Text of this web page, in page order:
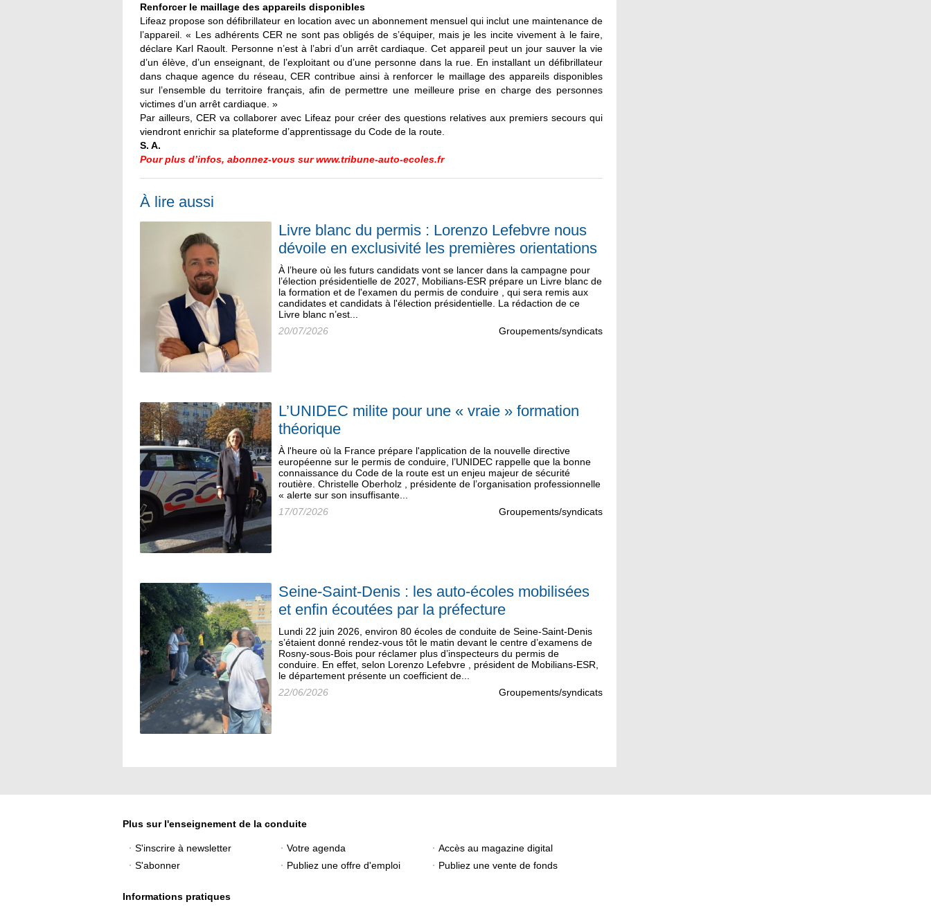
Renforcer le maillage des appareils disponibles
Lifeaz propose son défibrillateur en location avec un abonnement mensuel qui inclut une maintenance de
l’appareil. « Les adhérents CER ne sont pas obligés de s’équiper, mais je les incite vivement à le faire,
déclare Karl Raoult. Personne n’est à l’abri d’un arrêt cardiaque. Cet appareil peut un jour sauver la vie
d’un élève, d’un enseignant, de l’exploitant ou d’une personne dans la rue. En installant un défibrillateur
dans chaque agence du réseau, CER contribue ainsi à renforcer le maillage des appareils disponibles
sur l’ensemble du territoire français, afin de permettre une meilleure prise en charge des personnes
victimes d’un arrêt cardiaque. »
Par ailleurs, CER va collaborer avec Lifeaz pour créer des questions relatives aux premiers secours qui
viendront enrichir sa plateforme d’apprentissage du Code de la route.
S. A.
Pour plus d’infos, abonnez-vous sur www.tribune-auto-ecoles.fr
À lire aussi
Livre blanc du permis : Lorenzo Lefebvre nous
dévoile en exclusivité les premières orientations
À l’heure où les futurs candidats vont se lancer dans la campagne pour
l’élection présidentielle de 2027, Mobilians-ESR prépare un Livre blanc de
la formation et de l'examen du permis de conduire , qui sera remis aux
candidates et candidats à l'élection présidentielle. La rédaction de ce
Livre blanc n’est...
20/07/2026
Groupements/syndicats
L’UNIDEC milite pour une « vraie » formation
théorique
À l'heure où la France prépare l'application de la nouvelle directive
européenne sur le permis de conduire, l’UNIDEC rappelle que la bonne
connaissance du Code de la route est un enjeu majeur de sécurité
routière. Christelle Oberholz , présidente de l’organisation professionnelle
« alerte sur son insuffisante...
17/07/2026
Groupements/syndicats
Seine-Saint-Denis : les auto-écoles mobilisées
et enfin écoutées par la préfecture
Lundi 22 juin 2026, environ 80 écoles de conduite de Seine-Saint-Denis
s’étaient donné rendez-vous tôt le matin devant le centre d’examens de
Rosny-sous-Bois pour réclamer plus d’inspecteurs du permis de
conduire. En effet, selon Lorenzo Lefebvre , président de Mobilians-ESR,
le département présente un coefficient de...
22/06/2026
Groupements/syndicats
Plus sur l'enseignement de la conduite
S'inscrire à newsletter Votre agenda
Accès au magazine digital
S'abonner
Publiez une offre d'emploi Publiez une vente de fonds
Informations pratiques